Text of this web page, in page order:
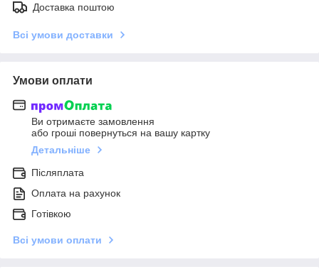
Доставка поштою
Всі умови доставки
Умови оплати
Ви отримаєте замовлення
або гроші повернуться на вашу картку
Детальніше
Післяплата
Оплата на рахунок
Готівкою
Всі умови оплати